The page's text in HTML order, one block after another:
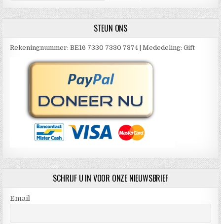
STEUN ONS
Rekeningnummer: BE16 7330 7330 7374 | Mededeling: Gift
SCHRIJF U IN VOOR ONZE NIEUWSBRIEF
Email